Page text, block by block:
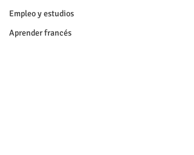
Empleo y estudios
Aprender francés